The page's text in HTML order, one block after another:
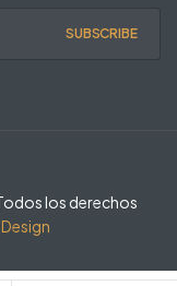
SUBSCRIBE
Todos los derechos